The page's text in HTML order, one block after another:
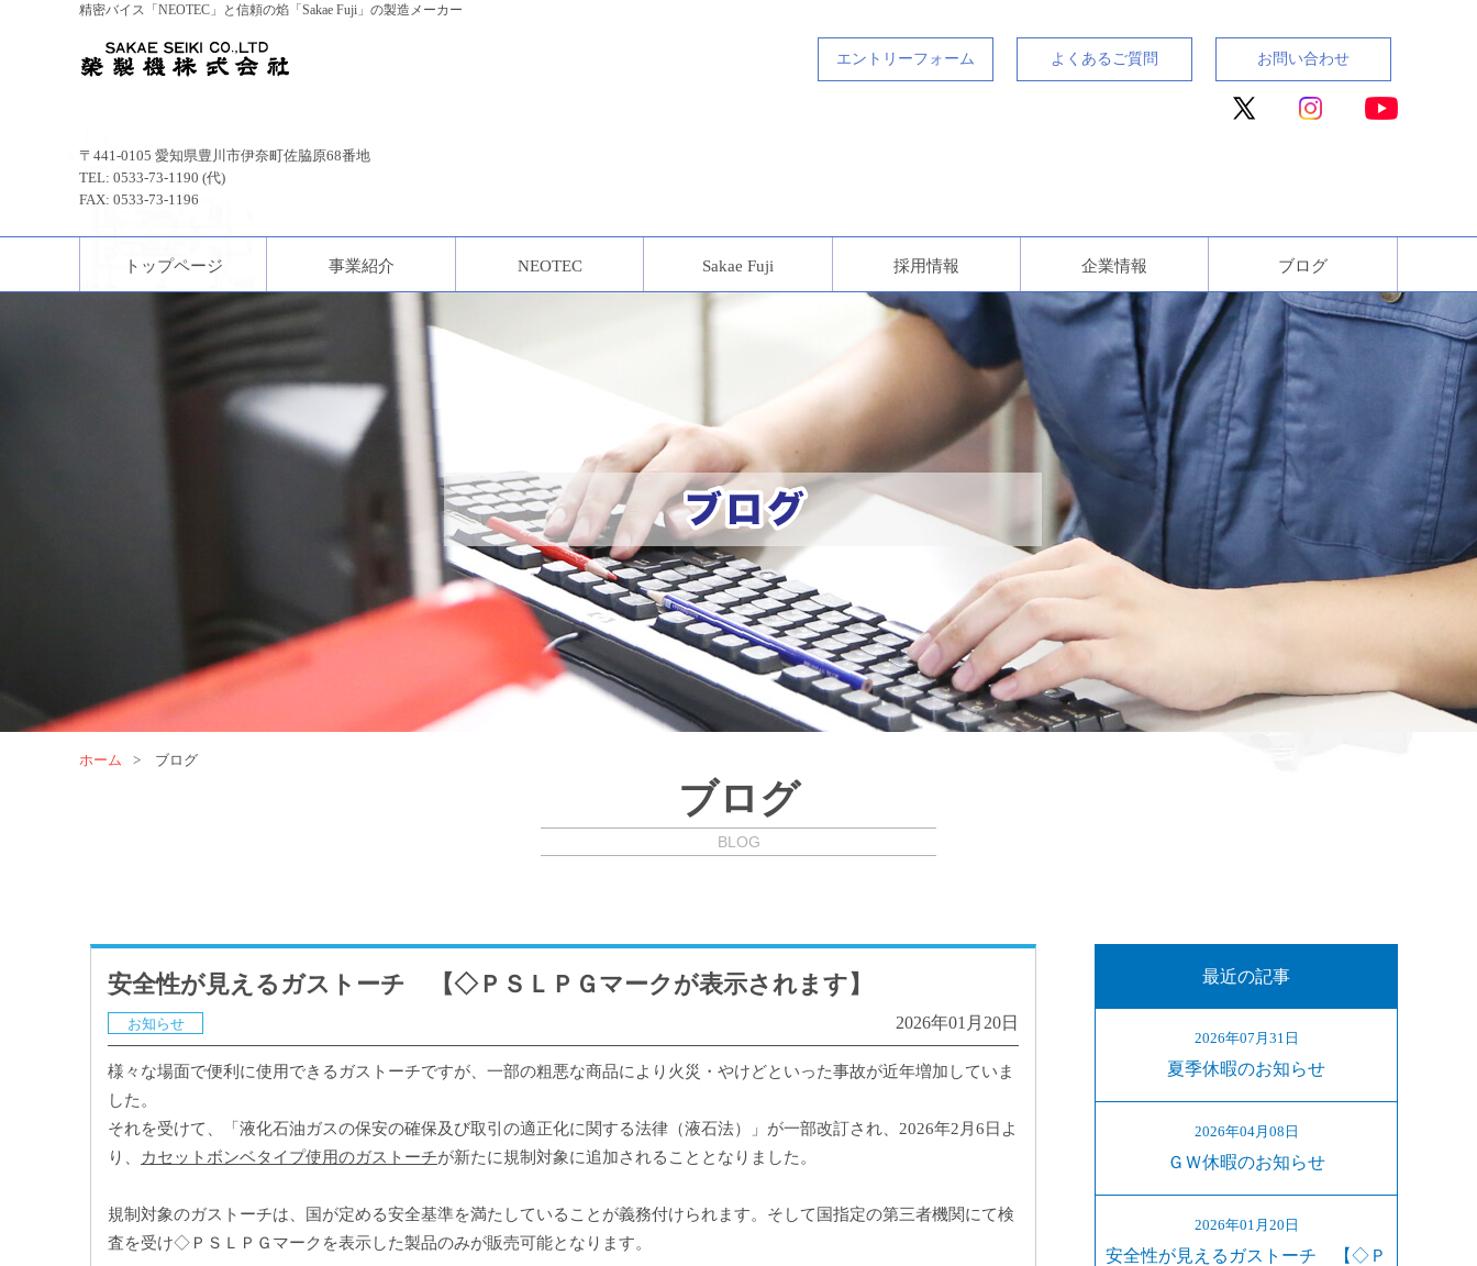
精密バイス「NEOTEC」と信頼の焰「Sakae Fuji」の製造メーカー
エントリーフォーム よくあるご質問 お問い合わせ
〒441-0105 愛知県豊川市伊奈町佐脇原68番地
TEL: 0533-73-1190 (代)
FAX: 0533-73-1196
トップページ 事業紹介 NEOTEC Sakae Fuji 採用情報 企業情報 ブログ
ホーム > ブログ
ブログ
BLOG
安全性が見えるガストーチ 【◇ＰＳＬＰＧマークが表示されます】
お知らせ 2026年01月20日
様々な場面で便利に使用できるガストーチですが、一部の粗悪な商品により火災・やけどといった事故が近年増加していま
した。
それを受けて、「液化石油ガスの保安の確保及び取引の適正化に関する法律（液石法）」が一部改訂され、2026年2月6日よ
り、
カセットボンベタイプ使用のガストーチが新たに規制対象に追加されることとなりました。
規制対象のガストーチは、国が定める安全基準を満たしていることが義務付けられます。そして国指定の第三者機関にて検
査を受け◇ＰＳＬＰＧマークを表示した製品のみが販売可能となります。
最近の記事
2026年07月31日
夏季休暇のお知らせ
2026年04月08日
ＧＷ休暇のお知らせ
2026年01月20日
安全性が見えるガストーチ 【◇Ｐ